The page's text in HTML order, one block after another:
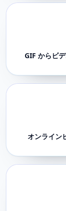
GIF からビ
オンライン